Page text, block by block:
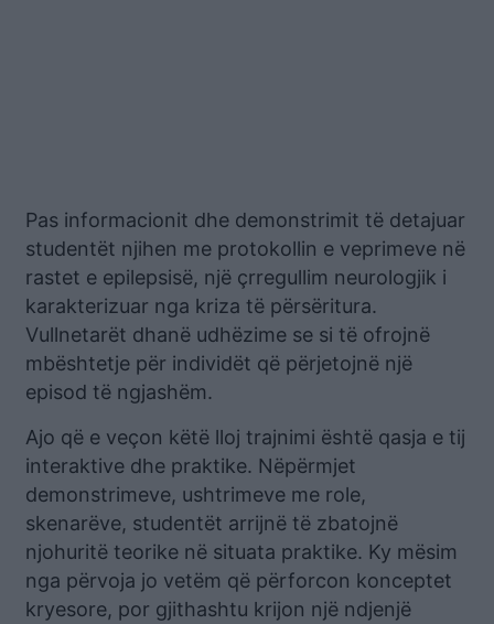
Pas informacionit dhe demonstrimit të detajuar
studentët njihen me protokollin e veprimeve në
rastet e epilepsisë, një çrregullim neurologjik i
karakterizuar nga kriza të përsëritura.
Vullnetarët dhanë udhëzime se si të ofrojnë
mbështetje për individët që përjetojnë një
episod të ngjashëm.
Ajo që e veçon këtë lloj trajnimi është qasja e tij
interaktive dhe praktike. Nëpërmjet
demonstrimeve, ushtrimeve me role,
skenarëve, studentët arrijnë të zbatojnë
njohuritë teorike në situata praktike. Ky mësim
nga përvoja jo vetëm që përforcon konceptet
kryesore, por gjithashtu krijon një ndjenjë